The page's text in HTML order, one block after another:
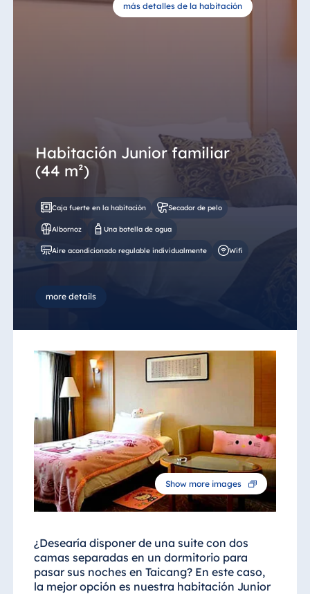
más detalles de la habitación
Habitación Junior familiar
(44 m²)
Caja fuerte en la habitación Secador de pelo
Albornoz Una botella de agua
Aire acondicionado regulable individualmente Wifi
more details
Show more images
¿Desearía disponer de una suite con dos
camas separadas en un dormitorio para
pasar sus noches en Taicang? En este caso,
la mejor opción es nuestra habitación Junior